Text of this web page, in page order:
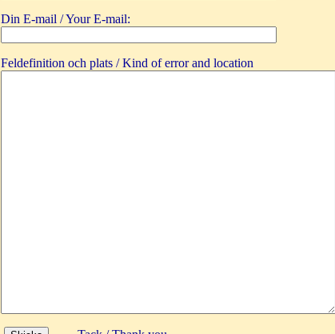
Din E-mail / Your E-mail:
Feldefinition och plats / Kind of error and location